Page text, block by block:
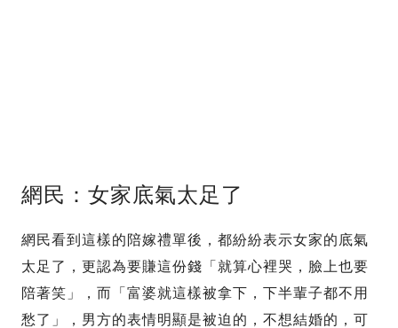
網民：女家底氣太足了
網民看到這樣的陪嫁禮單後，都紛紛表示女家的底氣
太足了，更認為要賺這份錢「就算心裡哭，臉上也要
陪著笑」，而「富婆就這樣被拿下，下半輩子都不用
愁了」，男方的表情明顯是被迫的，不想結婚的，可